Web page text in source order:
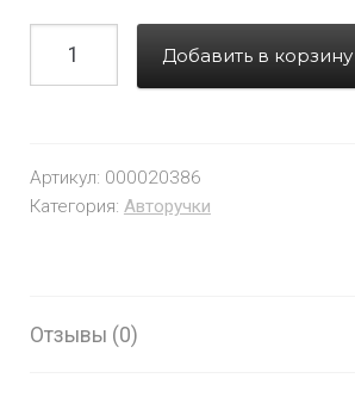
Добавить в корзину
Артикул: 000020386
Категория: Авторучки
Отзывы (0)